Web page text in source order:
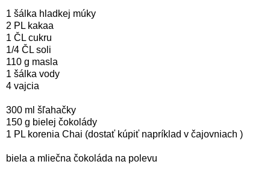
1 šálka hladkej múky
2 PL kakaa
1 ČL cukru
1/4 ČL soli
110 g masla
1 šálka vody
4 vajcia
300 ml šľahačky
150 g bielej čokolády
1 PL korenia Chai (dostať kúpiť napríklad v čajovniach )
biela a mliečna čokoláda na polevu